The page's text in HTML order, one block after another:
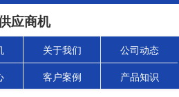
应商机
关于我们 公司动态
客户案例 产品知识